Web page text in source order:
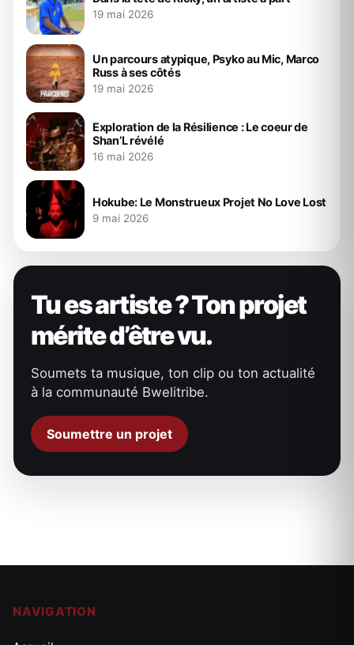
19 mai 2026
Un parcours atypique, Psyko au Mic, Marco
Russ à ses côtés
19 mai 2026
Exploration de la Résilience : Le coeur de
Shan’L révélé
16 mai 2026
Hokube: Le Monstrueux Projet No Love Lost
9 mai 2026
Tu es artiste ? Ton projet
mérite d’être vu.
Soumets ta musique, ton clip ou ton actualité
à la communauté Bwelitribe.
Soumettre un projet
NAVIGATION